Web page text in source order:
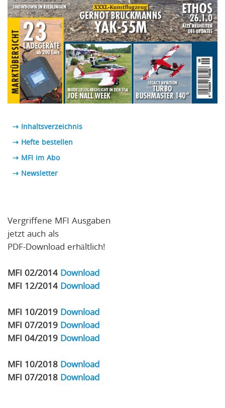
⇢ Inhaltsverzeichnis
⇢ Hefte bestellen
⇢ MFI im Abo
⇢ Newsletter
Vergriffene MFI Ausgaben
jetzt auch als
PDF-Download erhältlich!
MFI 02/2014 Download
MFI 12/2014 Download
MFI 10/2019 Download
MFI 07/2019 Download
MFI 04/2019 Download
MFI 10/2018 Download
MFI 07/2018 Download